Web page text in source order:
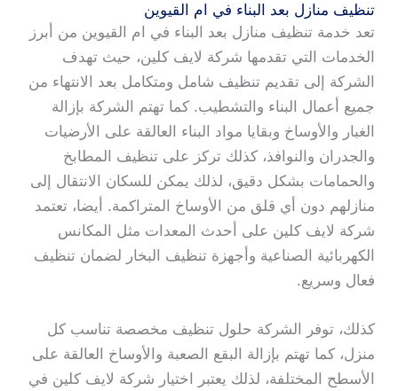
تنظيف منازل بعد البناء في ام القيوين
تعد خدمة تنظيف منازل بعد البناء في ام القيوين من أبرز
الخدمات التي تقدمها شركة لايف كلين، حيث تهدف
الشركة إلى تقديم تنظيف شامل ومتكامل بعد الانتهاء من
جميع أعمال البناء والتشطيب. كما تهتم الشركة بإزالة
الغبار والأوساخ وبقايا مواد البناء العالقة على الأرضيات
والجدران والنوافذ، كذلك تركز على تنظيف المطابخ
والحمامات بشكل دقيق، لذلك يمكن للسكان الانتقال إلى
منازلهم دون أي قلق من الأوساخ المتراكمة. أيضا، تعتمد
شركة لايف كلين على أحدث المعدات مثل المكانس
الكهربائية الصناعية وأجهزة تنظيف البخار لضمان تنظيف
فعال وسريع.
كذلك، توفر الشركة حلول تنظيف مخصصة تناسب كل
منزل، كما تهتم بإزالة البقع الصعبة والأوساخ العالقة على
الأسطح المختلفة، لذلك يعتبر اختيار شركة لايف كلين في